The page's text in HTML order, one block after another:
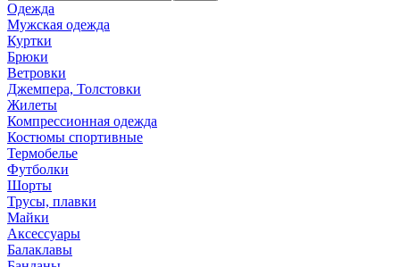
Одежда
Мужская одежда
Куртки
Брюки
Ветровки
Джемпера, Толстовки
Жилеты
Компрессионная одежда
Костюмы спортивные
Термобелье
Футболки
Шорты
Трусы, плавки
Майки
Аксессуары
Балаклавы